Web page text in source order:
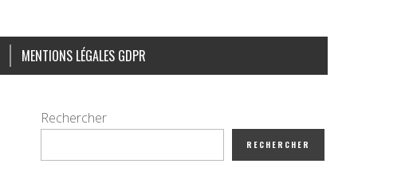
MENTIONS LÉGALES GDPR
Rechercher
RECHERCHER